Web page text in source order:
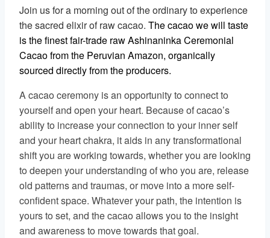
Join us for a morning out of the ordinary to experience
the sacred elixir of raw cacao. The cacao we will taste
is the finest fair-trade raw Ashinaninka Ceremonial
Cacao from the Peruvian Amazon, organically
sourced directly from the producers.
A cacao ceremony is an opportunity to connect to
yourself and open your heart. Because of cacao’s
ability to increase your connection to your inner self
and your heart chakra, it aids in any transformational
shift you are working towards, whether you are looking
to deepen your understanding of who you are, release
old patterns and traumas, or move into a more self-
confident space. Whatever your path, the intention is
yours to set, and the cacao allows you to the insight
and awareness to move towards that goal.